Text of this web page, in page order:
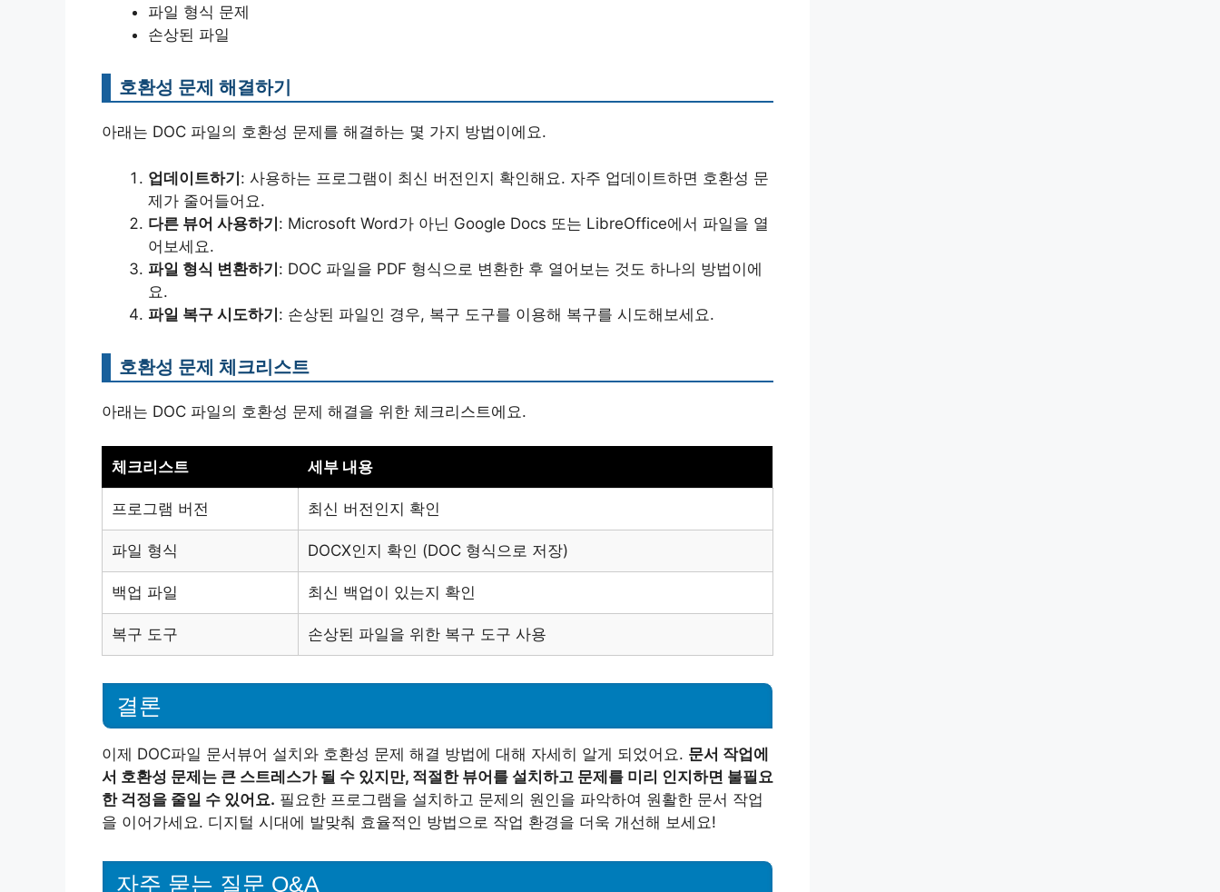
파일 형식 문제
손상된 파일
호환성 문제 해결하기
아래는 DOC 파일의 호환성 문제를 해결하는 몇 가지 방법이에요.
업데이트하기: 사용하는 프로그램이 최신 버전인지 확인해요. 자주 업데이트하면 호환성 문
제가 줄어들어요.
다른 뷰어 사용하기: Microsoft Word가 아닌 Google Docs 또는 LibreOffice에서 파일을 열
어보세요.
파일 형식 변환하기: DOC 파일을 PDF 형식으로 변환한 후 열어보는 것도 하나의 방법이에
요.
파일 복구 시도하기: 손상된 파일인 경우, 복구 도구를 이용해 복구를 시도해보세요.
호환성 문제 체크리스트
아래는 DOC 파일의 호환성 문제 해결을 위한 체크리스트에요.
체크리스트 세부 내용
프로그램 버전 최신 버전인지 확인
파일 형식 DOCX인지 확인 (DOC 형식으로 저장)
백업 파일 최신 백업이 있는지 확인
복구 도구 손상된 파일을 위한 복구 도구 사용
결론
이제 DOC파일 문서뷰어 설치와 호환성 문제 해결 방법에 대해 자세히 알게 되었어요. 문서 작업에
서 호환성 문제는 큰 스트레스가 될 수 있지만, 적절한 뷰어를 설치하고 문제를 미리 인지하면 불필요
한 걱정을 줄일 수 있어요. 필요한 프로그램을 설치하고 문제의 원인을 파악하여 원활한 문서 작업
을 이어가세요. 디지털 시대에 발맞춰 효율적인 방법으로 작업 환경을 더욱 개선해 보세요!
자주 묻는 질문 Q&A